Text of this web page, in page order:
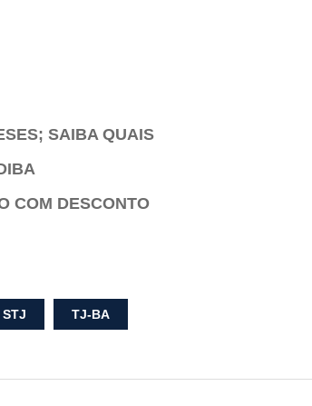
SAIBA QUAIS
COM DESCONTO
STJ TJ-BA